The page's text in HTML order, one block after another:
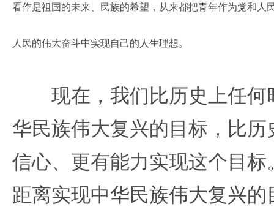
看作是祖国的未来、民族的希望，从来都把青年作为党和人
人民的伟大奋斗中实现自己的人生理想。
现在，我们比历史上任何
华民族伟大复兴的目标，比
信心、更有能力实现这个目
距离实现中华民族伟大复兴